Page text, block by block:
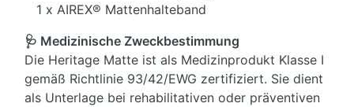
1 x AIREX® Mattenhalteband
🩺 Medizinische Zweckbestimmung
Die Heritage Matte ist als Medizinprodukt Klasse I
gemäß Richtlinie 93/42/EWG zertifiziert. Sie dient
als Unterlage bei rehabilitativen oder präventiven